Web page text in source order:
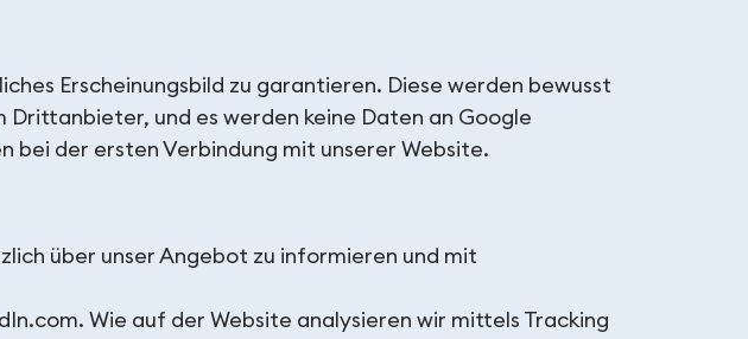
Erscheinungsbild zu garantieren. Diese werden bewusst
und es werden keine Daten an Google
der ersten Verbindung mit unserer Website.
über unser Angebot zu informieren und mit
Wie auf der Website analysieren wir mittels Tracking